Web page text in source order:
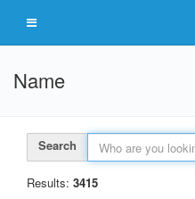
Name
Search
Results: 3415